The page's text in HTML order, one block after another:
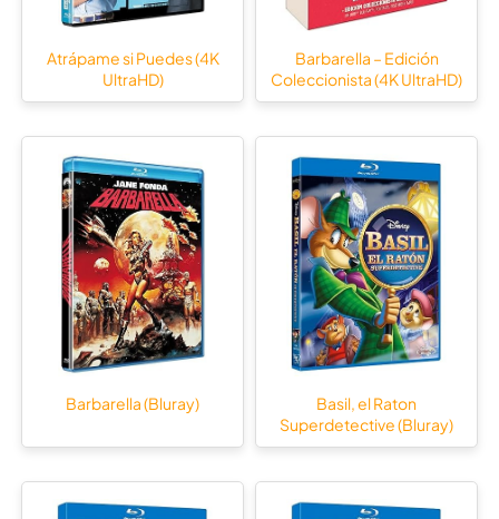
Atrápame si Puedes (4K
UltraHD)
Barbarella – Edición
Coleccionista (4K UltraHD)
Barbarella (Bluray)
Basil, el Raton
Superdetective (Bluray)